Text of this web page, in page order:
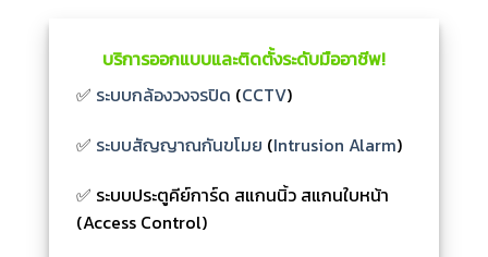
บริการออกแบบและติดตั้งระดับมืออาชีพ!
✅ ระบบกล้องวงจรปิด (CCTV)
✅ ระบบสัญญาณกันขโมย (Intrusion Alarm)
✅ ระบบประตูคีย์การ์ด สแกนนิ้ว สแกนใบหน้า
(Access Control)